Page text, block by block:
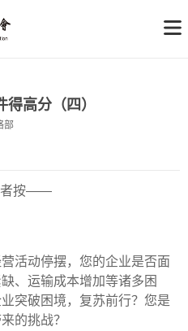
高分（四）
部
按——
动停摆，您的企业是否面
、运输成本增加等诸多困
突破困境，复苏前行？您是
的挑战？